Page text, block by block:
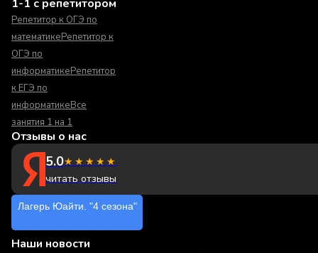
1-1 с репетитором
Репетитор к ОГЭ по
математикеРепетитор к
ОГЭ по
информатикеРепетитор
к ЕГЭ по
информатикеВсе
занятия 1 на 1
Отзывы о нас
5.0★★★★★
читать отзывы
Лагерь Юайти. "4 сезона"
Наши новости